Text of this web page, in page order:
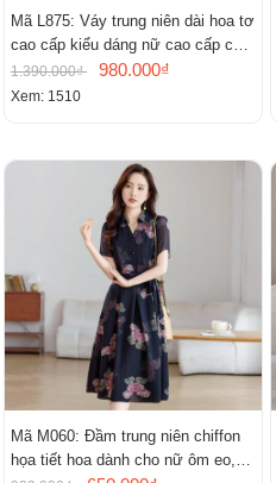
Mã L875: Váy trung niên dài hoa tơ
cao cấp kiểu dáng nữ cao cấp cao
cấp thần
1.390.000₫ 980.000₫
Xem: 1510
Mã M060: Đầm trung niên chiffon
họa tiết hoa dành cho nữ ôm eo,